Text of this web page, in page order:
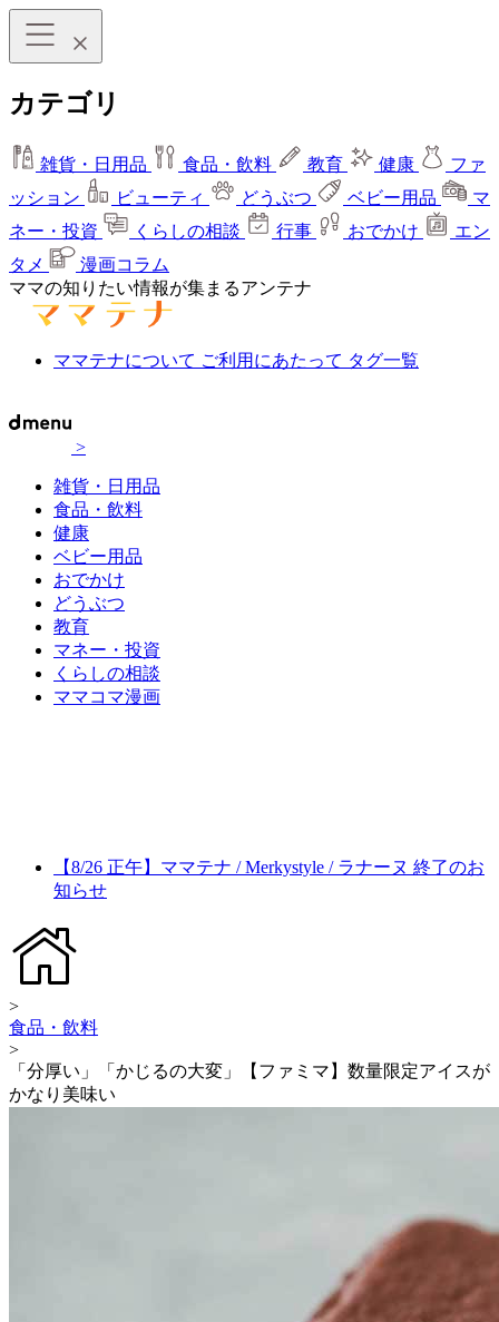
カテゴリ
雑貨・日用品 食品・飲料 教育 健康
ファ
ッション
ビューティ どうぶつ ベビー用品
マ
ネー・投資
くらしの相談 行事 おでかけ
エン
タメ
漫画コラム
ママの知りたい情報が集まるアンテナ
ママテナについて ご利用にあたって タグ一覧
>
雑貨・日用品
食品・飲料
健康
ベビー用品
おでかけ
どうぶつ
教育
マネー・投資
くらしの相談
ママコマ漫画
【8/26 正午】ママテナ / Merkystyle / ラナーヌ 終了のお
知らせ
>
食品・飲料
>
「分厚い」「かじるの大変」【ファミマ】数量限定アイスが
かなり美味い